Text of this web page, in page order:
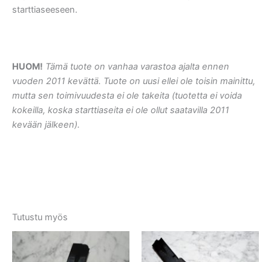
starttiaseeseen.
HUOM! Tämä tuote on vanhaa varastoa ajalta ennen
vuoden 2011 kevättä. Tuote on uusi ellei ole toisin mainittu,
mutta sen toimivuudesta ei ole takeita (tuotetta ei voida
kokeilla, koska starttiaseita ei ole ollut saatavilla 2011
kevään jälkeen).
Tutustu myös